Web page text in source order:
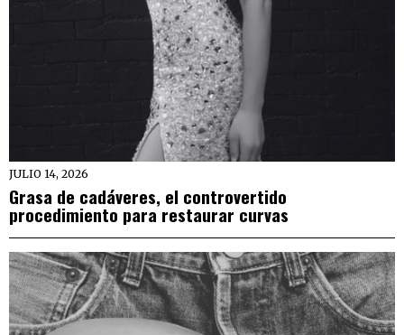
JULIO 14, 2026
Grasa de cadáveres, el controvertido
procedimiento para restaurar curvas